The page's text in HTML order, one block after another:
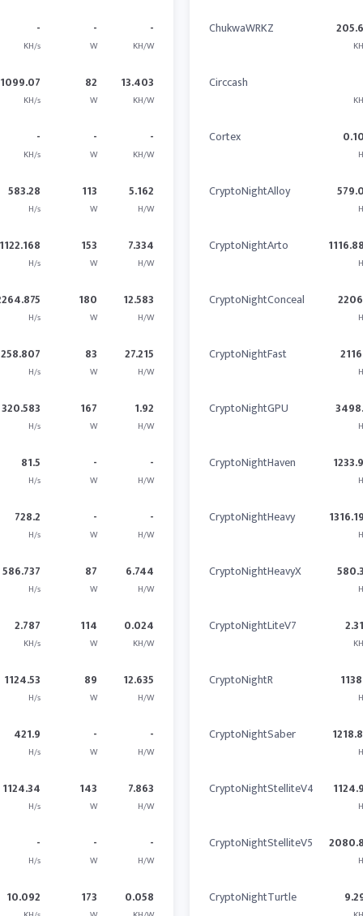
-
KH/s
-
W
-
KH/W
1099.07
KH/s
82
W
13.403
KH/W
-
KH/s
-
W
-
KH/W
583.28
H/s
113
W
5.162
H/W
1122.168
H/s
153
W
7.334
H/W
H/s
180
W
12.583
H/W
H/s
83
W
27.215
H/W
320.583
H/s
167
W
1.92
H/W
81.5
H/s
-
W
-
H/W
728.2
H/s
-
W
-
H/W
586.737
H/s
87
W
6.744
H/W
2.787
KH/s
114
W
0.024
KH/W
1124.53
H/s
89
W
12.635
H/W
421.9
H/s
-
W
-
H/W
1124.34
H/s
143
W
7.863
H/W
-
H/s
-
W
-
H/W
10.092 173 0.058
ChukwaWRKZ
Circcash
Cortex
CryptoNightAlloy
CryptoNightArto
CryptoNightConceal
CryptoNightFast
CryptoNightGPU
CryptoNightHaven
CryptoNightHeavy
CryptoNightHeavyX
CryptoNightLiteV7
CryptoNightR
CryptoNightSaber
CryptoNightStelliteV4
CryptoNightStelliteV5
CryptoNightTurtle